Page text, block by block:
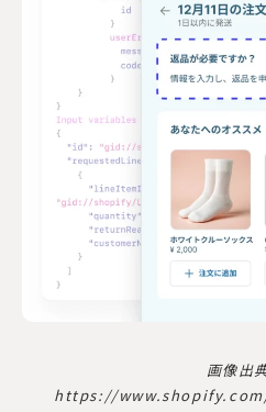
画像出
https://